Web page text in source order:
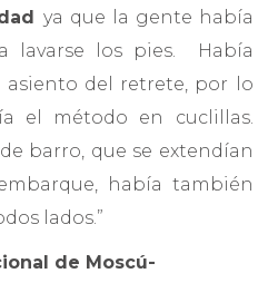
ya que la gente había
lavarse los pies. Había
asiento del retrete, por lo
el método en cuclillas.
barro, que se extendían
había también
lados.”
de Moscú-